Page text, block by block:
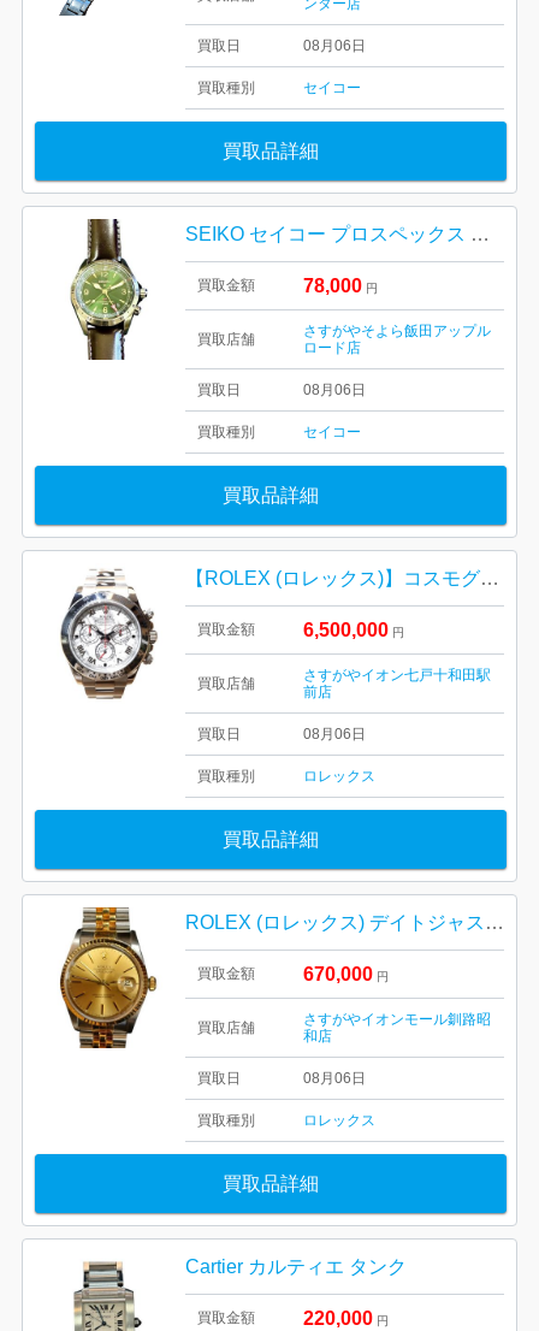
ンター店
買取日 08月06日
買取種別 セイコー
買取品詳細
SEIKO セイコー プロスペックス アルピニスト GMT
買取金額 78,000 円
買取店舗
さすがやそよら飯田アップル
ロード店
買取日 08月06日
買取種別 セイコー
買取品詳細
【ROLEX (ロレックス)】コスモグラフ デイトナ / メテオライト文字盤 / Ref.116509
買取金額 6,500,000 円
買取店舗
さすがやイオン七戸十和田駅
前店
買取日 08月06日
買取種別 ロレックス
買取品詳細
ROLEX (ロレックス) デイトジャスト Ref.16233 腕時計
買取金額 670,000 円
買取店舗
さすがやイオンモール釧路昭
和店
買取日 08月06日
買取種別 ロレックス
買取品詳細
Cartier カルティエ タンク
買取金額 220,000 円